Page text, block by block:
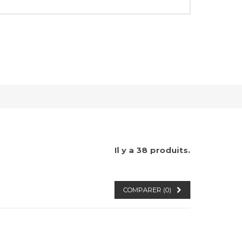
Il y a 38 produits.
COMPARER (0)